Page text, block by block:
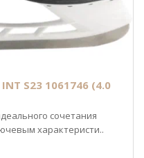
S23 1061746 (4.0
сочетания
характеристи..